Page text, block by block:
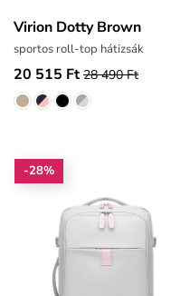
Virion Dotty Brown
sportos roll-top hátizsák
20 515 Ft 28 490 Ft
-28%